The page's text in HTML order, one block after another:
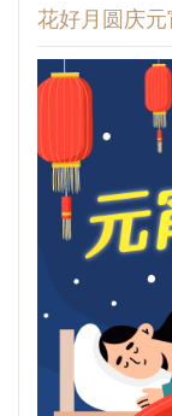
花好月圆庆元